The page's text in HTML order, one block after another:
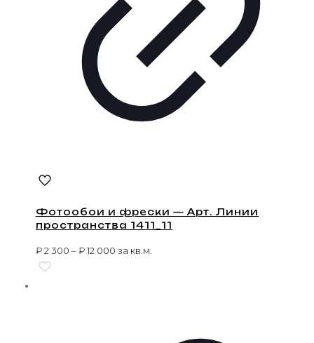
Фотообои и фрески — Арт. Линии
пространства 1411_11
₽2 300 –₽12 000 за кв.м.